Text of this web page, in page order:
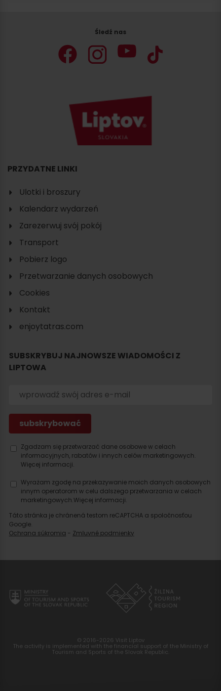
Śledź nas
PRZYDATNE LINKI
Ulotki i broszury
Kalendarz wydarzeń
Zarezerwuj svój pokój
Transport
Pobierz logo
Przetwarzanie danych osobowych
Cookies
Kontakt
enjoytatras.com
SUBSKRYBUJ NAJNOWSZE WIADOMOŚCI Z
LIPTOWA
Zgadzam się przetwarzać dane osobowe w celach
informacyjnych, rabatów i innych celów marketingowych.
Więcej informacji.
Wyrażam zgodę na przekazywanie moich danych osobowych
innym operatorom w celu dalszego przetwarzania w celach
marketingowych.Więcej informacji.
Táto stránka je chránená testom reCAPTCHA a spoločnosťou
Google.
Ochrana súkromia - Zmluvné podmienky
© 2016-2026 Visit Liptov
The activity is implemented with the financial support of the Ministry of
Tourism and Sports of the Slovak Republic.